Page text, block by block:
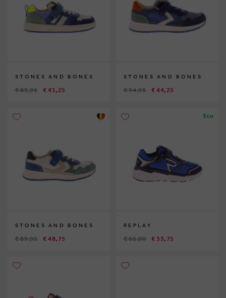
STONES AND BONES
€ 89,95 € 41,25
STONES AND BONES
€ 94,95 € 44,25
STONES AND BONES
€ 89,95 € 48,75
Eco
REPLAY
€ 65,00 € 33,75